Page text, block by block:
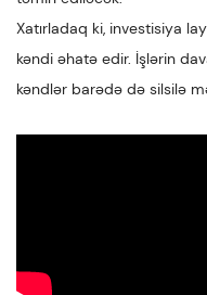
Xatırladaq ki, investisiya
kəndi əhatə edir. İşlərin
kəndlər barədə də silsilə